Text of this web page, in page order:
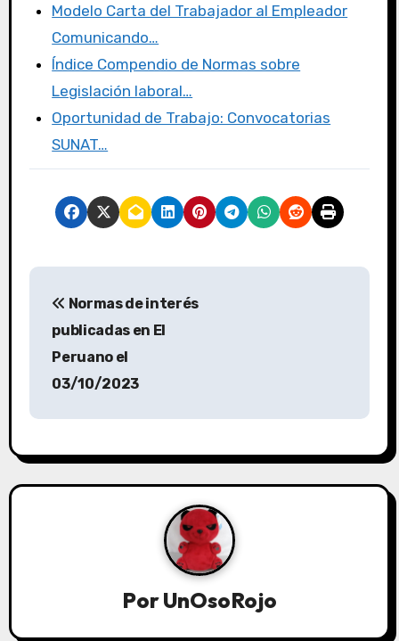
Modelo Carta del Trabajador al Empleador
Comunicando…
Índice Compendio de Normas sobre
Legislación laboral…
Oportunidad de Trabajo: Convocatorias
SUNAT…
Normas de interés
publicadas en El
Peruano el
03/10/2023
PorUnOsoRojo